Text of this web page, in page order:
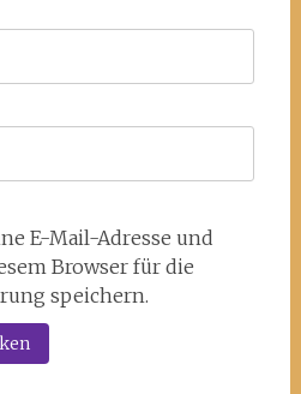
E-Mail-Adresse und
Browser für die
speichern.